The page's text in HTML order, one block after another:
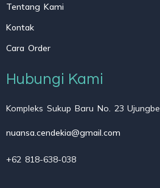
Tentang Kami
Kontak
Cara Order
Hubungi Kami
Kompleks Sukup Baru No. 23
nuansa.cendekia@gmail.com
+62 818-638-038